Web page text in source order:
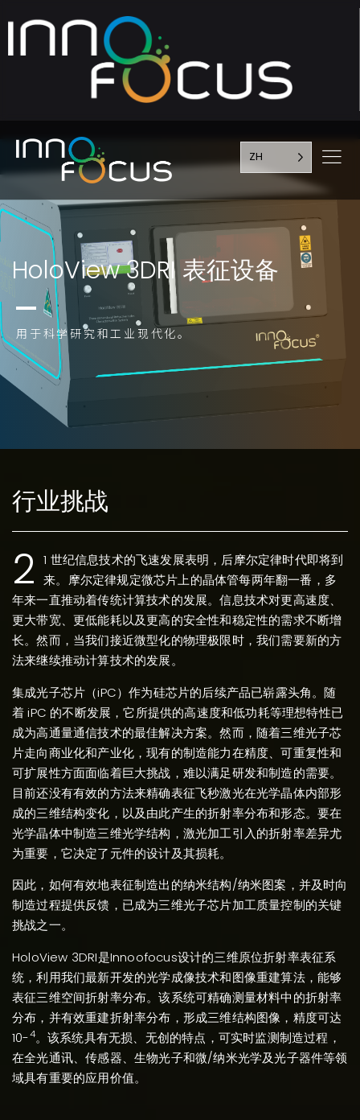
ZH
HoloView 3DRI 表征设备
用于科学研究和工业现代化。
行业挑战
2 1 世纪信息技术的飞速发展表明，后摩尔定律时代即将到
来。摩尔定律规定微芯片上的晶体管每两年翻一番，多
年来一直推动着传统计算技术的发展。信息技术对更高速度、
更大带宽、更低能耗以及更高的安全性和稳定性的需求不断增
长。然而，当我们接近微型化的物理极限时，我们需要新的方
法来继续推动计算技术的发展。
集成光子芯片（iPC）作为硅芯片的后续产品已崭露头角。随
着 iPC 的不断发展，它所提供的高速度和低功耗等理想特性已
成为高通量通信技术的最佳解决方案。然而，随着三维光子芯
片走向商业化和产业化，现有的制造能力在精度、可重复性和
可扩展性方面面临着巨大挑战，难以满足研发和制造的需要。
目前还没有有效的方法来精确表征飞秒激光在光学晶体内部形
成的三维结构变化，以及由此产生的折射率分布和形态。要在
光学晶体中制造三维光学结构，激光加工引入的折射率差异尤
为重要，它决定了元件的设计及其损耗。
因此，如何有效地表征制造出的纳米结构/纳米图案，并及时向
制造过程提供反馈，已成为三维光子芯片加工质量控制的关键
挑战之一。
HoloView 3DRI是Innoofocus设计的三维原位折射率表征系
统，利用我们最新开发的光学成像技术和图像重建算法，能够
表征三维空间折射率分布。该系统可精确测量材料中的折射率
分布，并有效重建折射率分布，形成三维结构图像，精度可达
10-4。该系统具有无损、无创的特点，可实时监测制造过程，
在全光通讯、传感器、生物光子和微/纳米光学及光子器件等领
域具有重要的应用价值。